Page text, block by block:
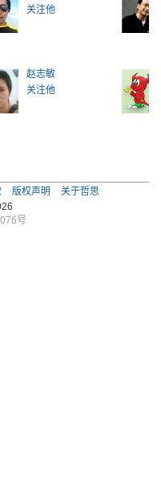
关注他
赵志敏
关注他
版权声明
关于哲思
号